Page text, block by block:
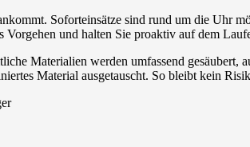
Soforteinsätze sind rund um die Uhr
und halten Sie proaktiv auf dem
Materialien werden umfassend
Material ausgetauscht. So bleibt kein